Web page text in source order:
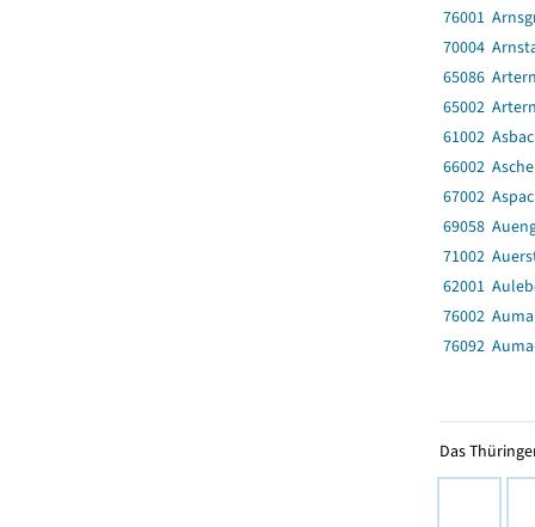
76001
70004
65086
65002
61002
66002
67002
69058
71002
62001
76002
76092
Das